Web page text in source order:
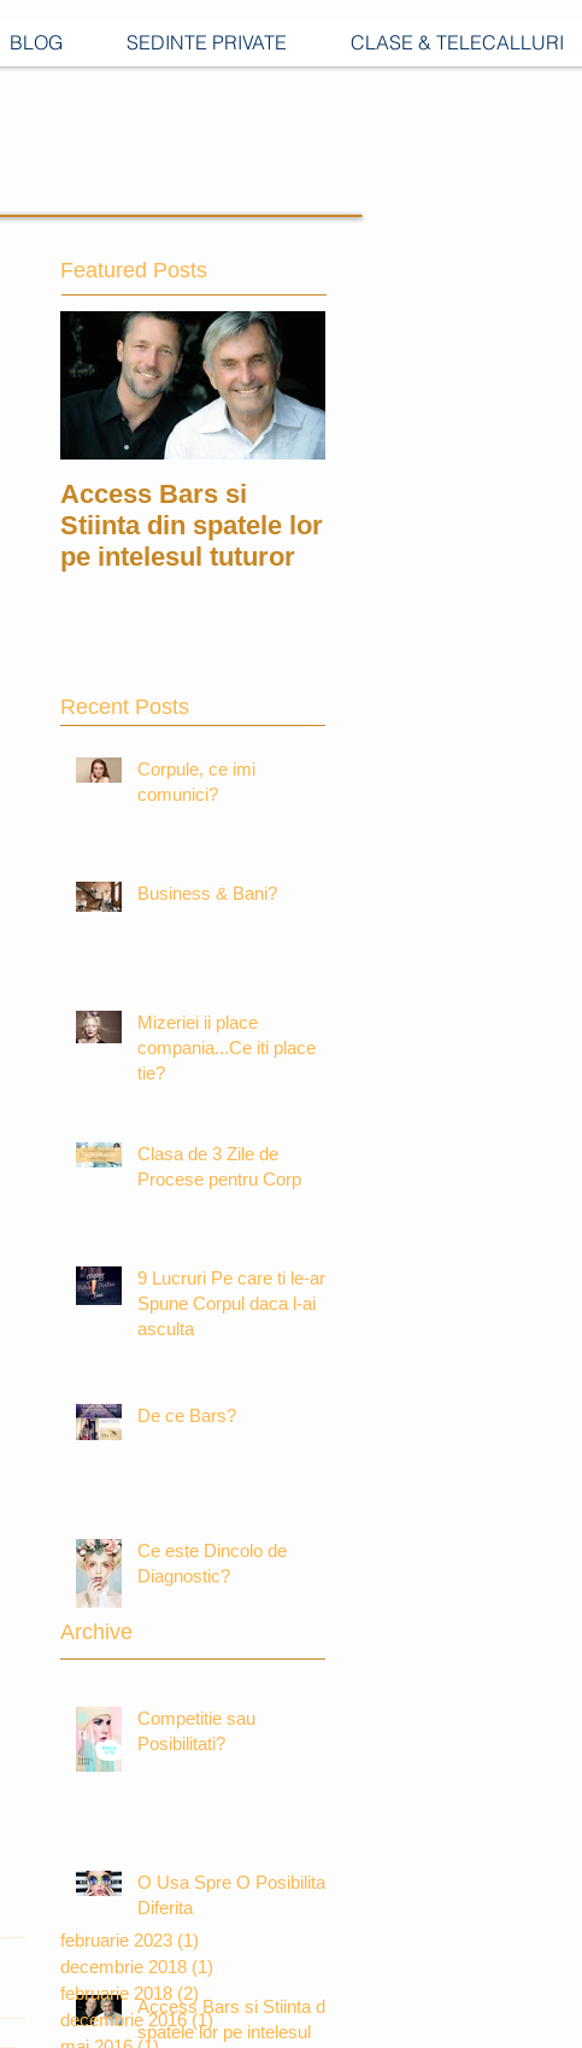
BLOG SEDINTE PRIVATE CLASE & TELECALLURI
Featured Posts
Access Bars si
Stiinta din spatele lor
pe intelesul tuturor
Recent Posts
Corpule, ce imi
comunici?
Business & Bani?
Mizeriei ii place
compania...Ce iti place
tie?
Clasa de 3 Zile de
Procese pentru Corp
9 Lucruri Pe care ti le-ar
Spune Corpul daca l-ai
asculta
De ce Bars?
Ce este Dincolo de
Diagnostic?
Competitie sau
Posibilitati?
O Usa Spre O Posibilitate
Diferita
Access Bars si Stiinta din
spatele lor pe intelesul
februarie 2023 (1)
decembrie 2018 (1)
februarie 2018 (2)
decembrie 2016 (1)1 postare
Archive